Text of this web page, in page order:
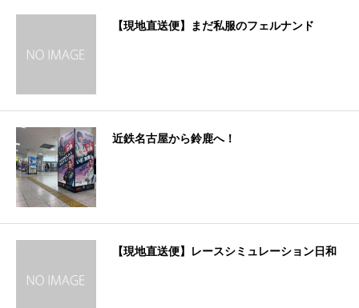
【現地直送便】まだ私服のフェルナンド
近鉄名古屋から鈴鹿へ！
【現地直送便】レースシミュレーション日和